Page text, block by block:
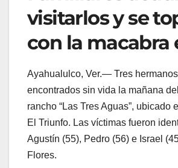
visitarlos y se
con la macabra
Ayahualulco, Ver.— Tres
encontrados sin vida la mañana
rancho “Las Tres Aguas”, ubicado
El Triunfo. Las víctimas fueron
Agustín (55), Pedro (56) e Israel
Flores.